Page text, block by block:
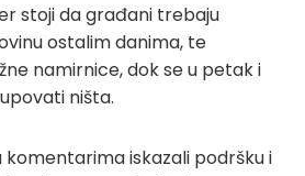
stoji da građani trebaju
ostalim danima, te
namirnice, dok se u petak i
ništa.
komentarima iskazali podršku i